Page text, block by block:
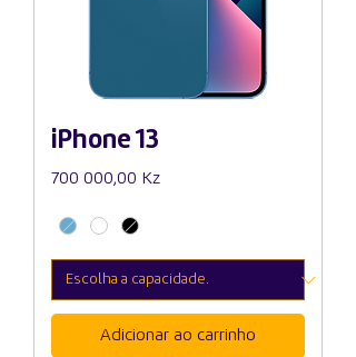
iPhone 13
Preço
700 000,00 Kz
Adicionar ao carrinho